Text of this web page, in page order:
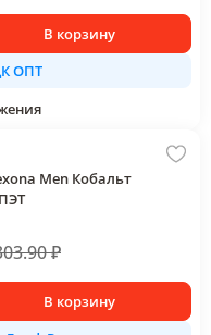
В корзину
ОПТ
Men Кобальт
₽
В корзину